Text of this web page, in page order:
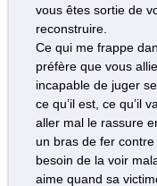
vous êtes sortie de
reconstruire.
Ce qui me frappe
préfère que vous
incapable de juger
ce qu’il est, ce qu’il
aller mal le rassure
un bras de fer
besoin de la voir
aime quand sa